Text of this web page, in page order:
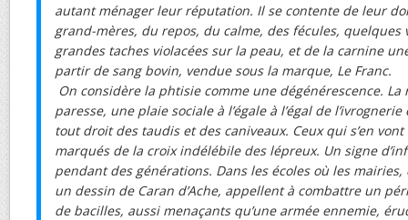
autant ménager leur réputation. Il se contente de leur
grand-mères, du repos, du calme, des fécules, quelques
grandes taches violacées sur la peau, et de la carnine
partir de sang bovin, vendue sous la marque, Le Franc.
On considère la phtisie comme une dégénérescence. La
paresse, une plaie sociale à l’égale à l’égal de
tout droit des taudis et des caniveaux. Ceux qui s’en
marqués de la croix indélébile des lépreux. Un signe
pendant des générations. Dans les écoles où les
un dessin de Caran d’Ache, appellent à combattre un
de bacilles, aussi menaçants qu’une armée ennemie,